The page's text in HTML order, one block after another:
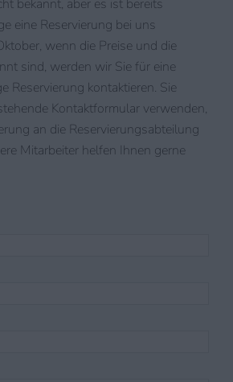
bekannt, aber es ist bereits
eine Reservierung bei uns
wenn die Preise und die
sind, werden wir Sie für eine
Reservierung kontaktieren. Sie
Kontaktformular verwenden,
an die Reservierungsabteilung
Mitarbeiter helfen Ihnen gerne